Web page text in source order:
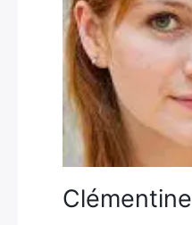
Clémentine